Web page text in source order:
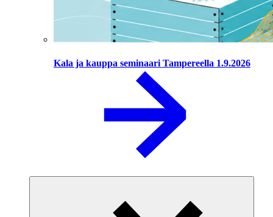
Kala ja kauppa seminaari Tampereella 1.9.2026